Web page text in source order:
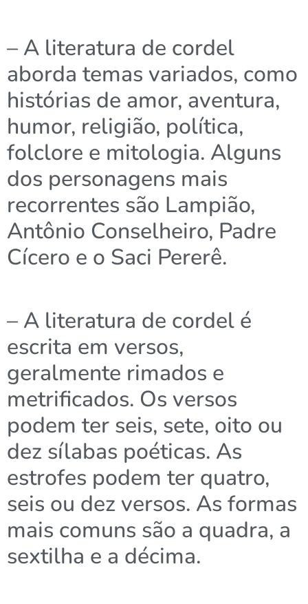
– A literatura de cordel
aborda temas variados, como
histórias de amor, aventura,
humor, religião, política,
folclore e mitologia. Alguns
dos personagens mais
recorrentes são Lampião,
Antônio Conselheiro, Padre
Cícero e o Saci Pererê.
– A literatura de cordel é
escrita em versos,
geralmente rimados e
metrificados. Os versos
podem ter seis, sete, oito ou
dez sílabas poéticas. As
estrofes podem ter quatro,
seis ou dez versos. As formas
mais comuns são a quadra, a
sextilha e a décima.